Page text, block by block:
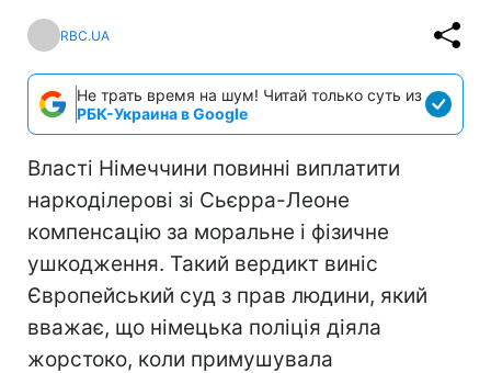
RBC.UA
Не трать время на шум! Читай только суть из
РБК-Украина в Google
Власті Німеччини повинні виплатити
наркоділерові зі Сьєрра-Леоне
компенсацію за моральне і фізичне
ушкодження. Такий вердикт виніс
Європейський суд з прав людини, який
вважає, що німецька поліція діяла
жорстоко, коли примушувала